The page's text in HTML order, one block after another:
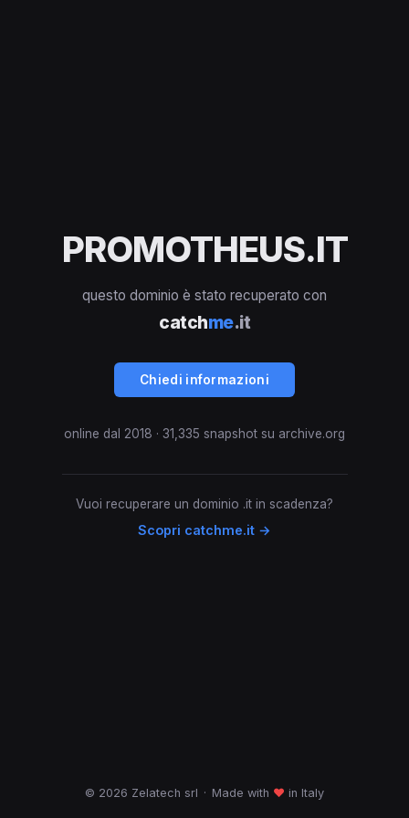
PROMOTHEUS.IT
questo dominio è stato recuperato con
catchme.it
Chiedi informazioni
online dal 2018 · 31,335 snapshot su archive.org
Vuoi recuperare un dominio .it in scadenza?
Scopri catchme.it →
© 2026 Zelatech srl · Made with ♥ in Italy